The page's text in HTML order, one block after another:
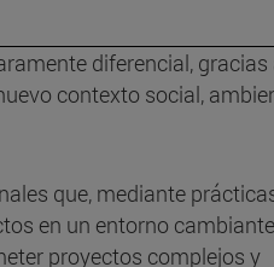
diferencial, gracias
contexto social,
que, mediante
en un entorno
proyectos complejos y